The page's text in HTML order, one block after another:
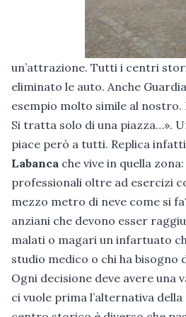
un’attrazione. Tutti i centri
eliminato le auto. Anche
esempio molto simile al
Si tratta solo di una piazza…».
piace però a tutti. Replica
Labanca che vive in quella
professionali oltre ad esercizi
mezzo metro di neve come si
anziani che devono esser
malati o magari un infartuato
studio medico o chi ha bisogno
Ogni decisione deve avere una
ci vuole prima l’alternativa